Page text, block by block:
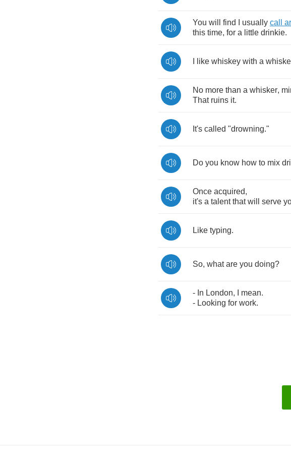
You will find usually call
this time, for a little drinkie.
like whiskey with a
No more than a whisker,
That ruins it.
It's called "drowning."
Do you know how to mix
Once acquired,
it's a talent that will serve
Like typing.
So, what are you doing?
- In London, mean.
- Looking for work.